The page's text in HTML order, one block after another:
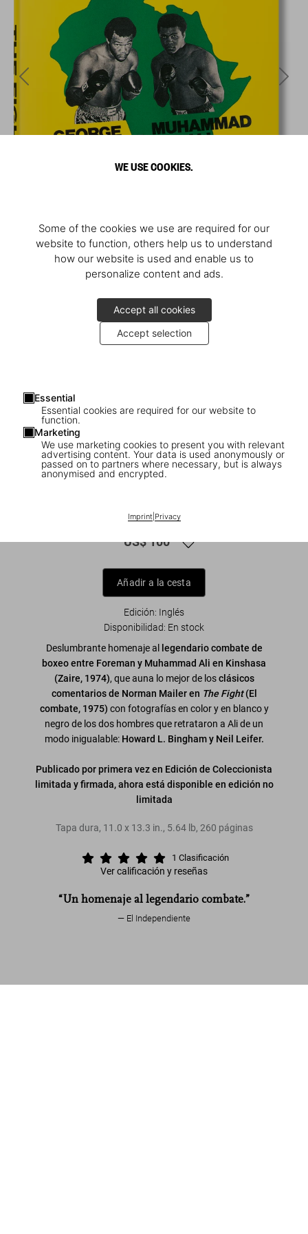
WE USE COOKIES.
Some of the cookies we use are required for our
website to function, others help us to understand
how our website is used and enable us to
personalize content and ads.
Accept all cookies
Accept selection
Essential
Essential cookies are required for our website to
function.
Marketing
We use marketing cookies to present you with relevant
advertising content. Your data is used anonymously or
passed on to partners where necessary, but is always
anonymised and encrypted.
Imprint| Privacy
1/ 14
Bingham. The Fight
US$ 100
Añadir a la cesta
Edición: Inglés
Disponibilidad: En stock
Deslumbrante homenaje al
legendario combate de
boxeo entre Foreman y Muhammad Ali en Kinshasa
(Zaire, 1974), que auna lo mejor de losclásicos
comentarios de Norman Mailer en The Fight(El
combate, 1975) con fotografías en color y en blanco y
negro de los dos hombres que retrataron a Ali de un
modo inigualable: Howard L. Bingham y Neil Leifer.
Publicado por primera vez en Edición de Coleccionista
limitada y firmada, ahora está disponible en edición no
limitada
Tapa dura, 11.0 x 13.3 in., 5.64 lb, 260 páginas
1 Clasificación
Ver calificación y reseñas
“Un homenaje al legendario combate.”
El Independiente